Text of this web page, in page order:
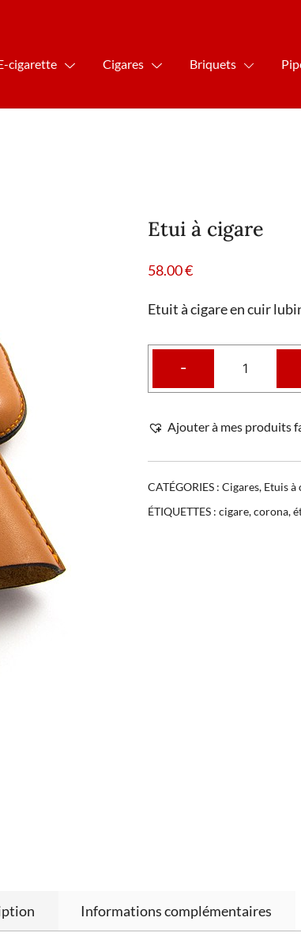
cigarette Cigares Briquets
Etui à cigare
58.00€
Etuit à cigare en cuir
-
Ajouter à mes produits
CATÉGORIES : Cigares, Etuis à
ÉTIQUETTES : cigare,corona,
Informations complémentaires